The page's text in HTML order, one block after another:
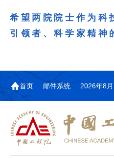
希望两院院士作为科
引领者、科学家精神
首页 邮件系统 2026年8